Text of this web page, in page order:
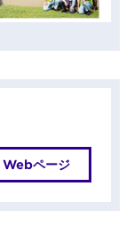
Webページ